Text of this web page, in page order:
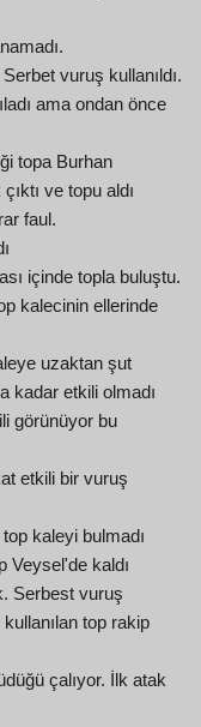
vuruş kullanıldı.
ama ondan önce
topa Burhan
ve topu aldı
faul.
içinde topla buluştu.
kalecinin ellerinde
uzaktan şut
kadar etkili olmadı
görünüyor bu
etkili bir vuruş
kaleyi bulmadı
Veysel'de kaldı
Serbest vuruş
top rakip
çalıyor. İlk atak